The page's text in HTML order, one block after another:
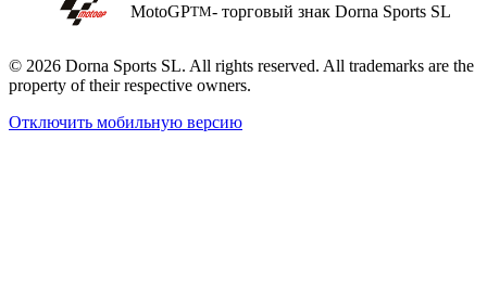
MotoGPTM- торговый знак Dorna Sports SL
© 2026 Dorna Sports SL. All rights reserved. All trademarks are the
property of their respective owners.
Отключить мобильную версию